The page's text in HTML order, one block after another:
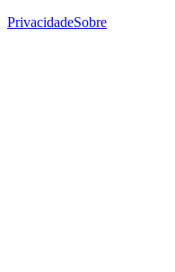
PrivacidadeSobre